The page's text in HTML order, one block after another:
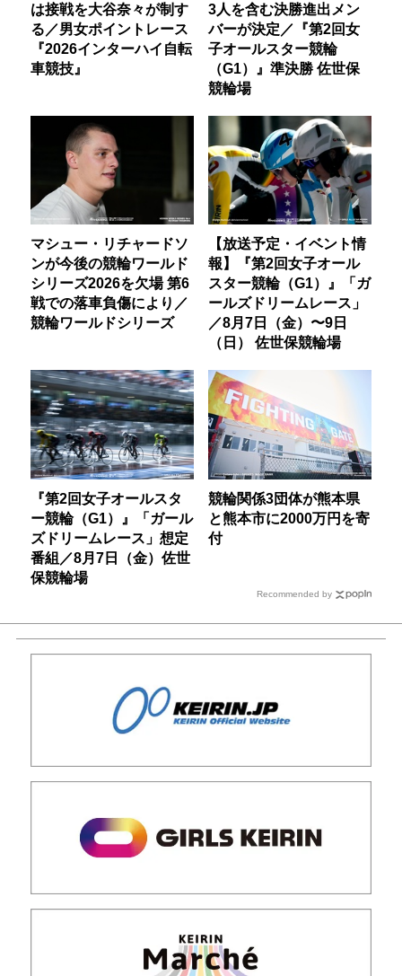
は接戦を大谷奈々が制す
る／男女ポイントレース
『2026インターハイ自転
車競技』
3人を含む決勝進出メン
バーが決定／『第2回女
子オールスター競輪
（G1）』準決勝 佐世保
競輪場
マシュー・リチャードソ
ンが今後の競輪ワールド
シリーズ2026を欠場 第6
戦での落車負傷により／
競輪ワールドシリーズ
【放送予定・イベント情
報】『第2回女子オール
スター競輪（G1）』「ガ
ールズドリームレース」
／8月7日（金）〜9日
（日） 佐世保競輪場
『第2回女子オールスタ
ー競輪（G1）』「ガール
ズドリームレース」想定
番組／8月7日（金）佐世
保競輪場
競輪関係3団体が熊本県
と熊本市に2000万円を寄
付
Recommended by